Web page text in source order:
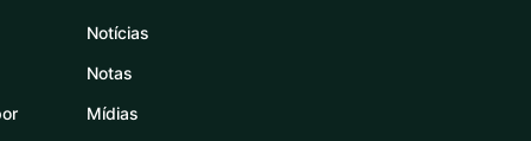
Notícias
Notas
Mídias